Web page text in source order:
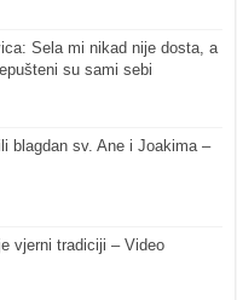
Sela mi nikad nije dosta, a
su sami sebi
blagdan sv. Ane i Joakima –
vjerni tradiciji – Video